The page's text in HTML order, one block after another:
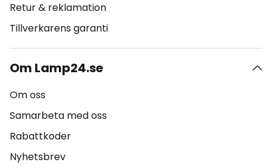
Retur & reklamation
Tillverkarens garanti
Om Lamp24.se
Om oss
Samarbeta med oss
Rabattkoder
Nyhetsbrev